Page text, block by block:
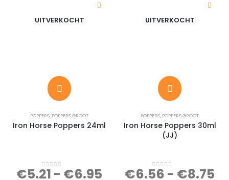
UITVERKOCHT
POPPERS, POPPERS GROOT
Iron Horse Poppers 24ml
0out of 5
€5.21 - €6.95
UITVERKOCHT
POPPERS, POPPERS GROOT
Iron Horse Poppers 30ml
(JJ)
0 out of 5
€6.56 - €8.75